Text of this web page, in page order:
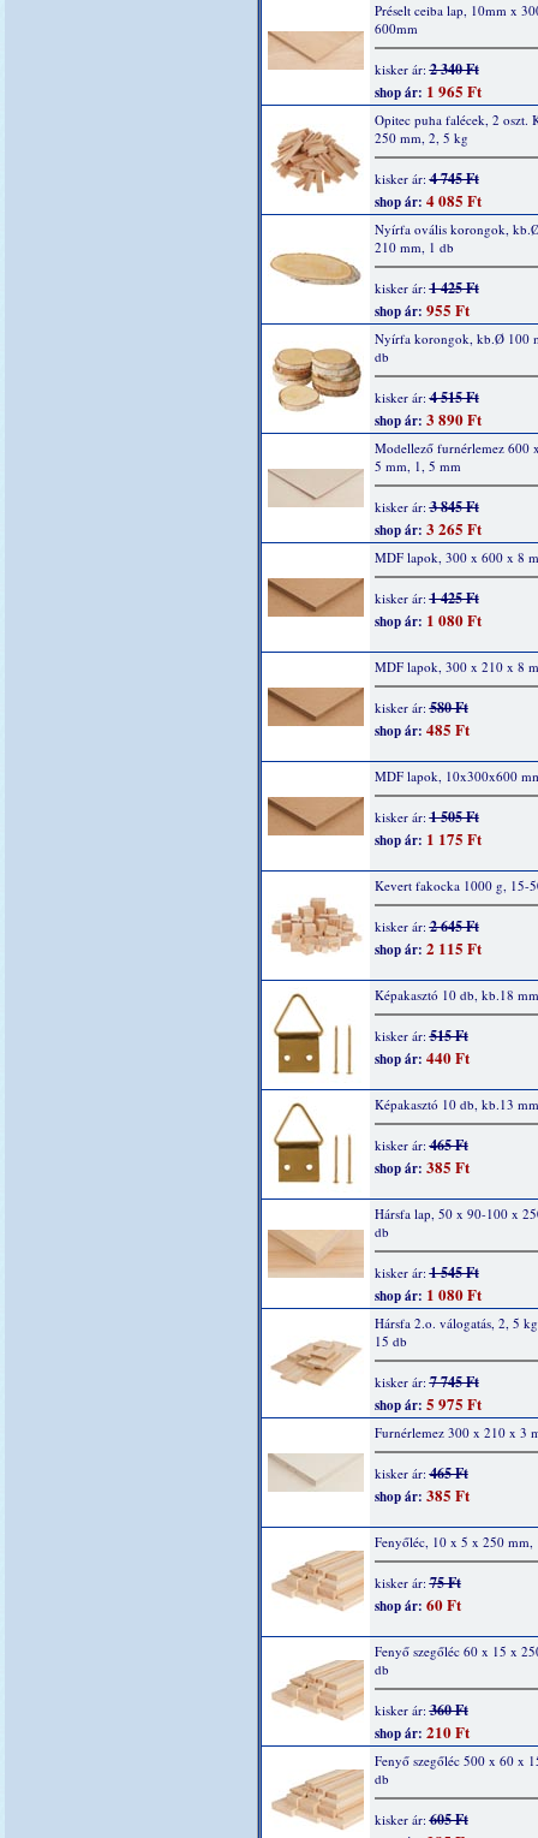
Préselt ceiba lap, 10mm x
600mm
kisker ár:2 340 Ft
shop ár: 1 965 Ft
Opitec puha falécek, 2 oszt.
250 mm, 2, 5 kg
kisker ár:4 745 Ft
shop ár: 4 085 Ft
Nyírfa ovális korongok,
210 mm, 1 db
kisker ár:1 425 Ft
shop ár: 955 Ft
Nyírfa korongok, kb.Ø 100
db
kisker ár:4 515 Ft
shop ár: 3 890 Ft
Modellező furnérlemez 600
5 mm, 1, 5 mm
kisker ár:3 845 Ft
shop ár: 3 265 Ft
MDF lapok, 300 x 600 x 8
kisker ár:1 425 Ft
shop ár: 1 080 Ft
MDF lapok, 300 x 210 x 8
kisker ár:580 Ft
shop ár: 485 Ft
MDF lapok, 10x300x600
kisker ár:1 505 Ft
shop ár: 1 175 Ft
Kevert fakocka 1000 g, 15-
kisker ár:2 645 Ft
shop ár: 2 115 Ft
Képakasztó 10 db, kb.18 mm
kisker ár:515 Ft
shop ár: 440 Ft
Képakasztó 10 db, kb.13 mm
kisker ár:465 Ft
shop ár: 385 Ft
Hársfa lap, 50 x 90-100 x
db
kisker ár:1 545 Ft
shop ár: 1 080 Ft
Hársfa 2.o. válogatás, 2, 5
15 db
kisker ár:7 745 Ft
shop ár: 5 975 Ft
Furnérlemez 300 x 210 x 3
kisker ár:465 Ft
shop ár: 385 Ft
Fenyőléc, 10 x 5 x 250 mm,
kisker ár:75 Ft
shop ár: 60 Ft
Fenyő szegőléc 60 x 15 x
db
kisker ár:360 Ft
shop ár: 210 Ft
Fenyő szegőléc 500 x 60 x
db
kisker ár:605 Ft